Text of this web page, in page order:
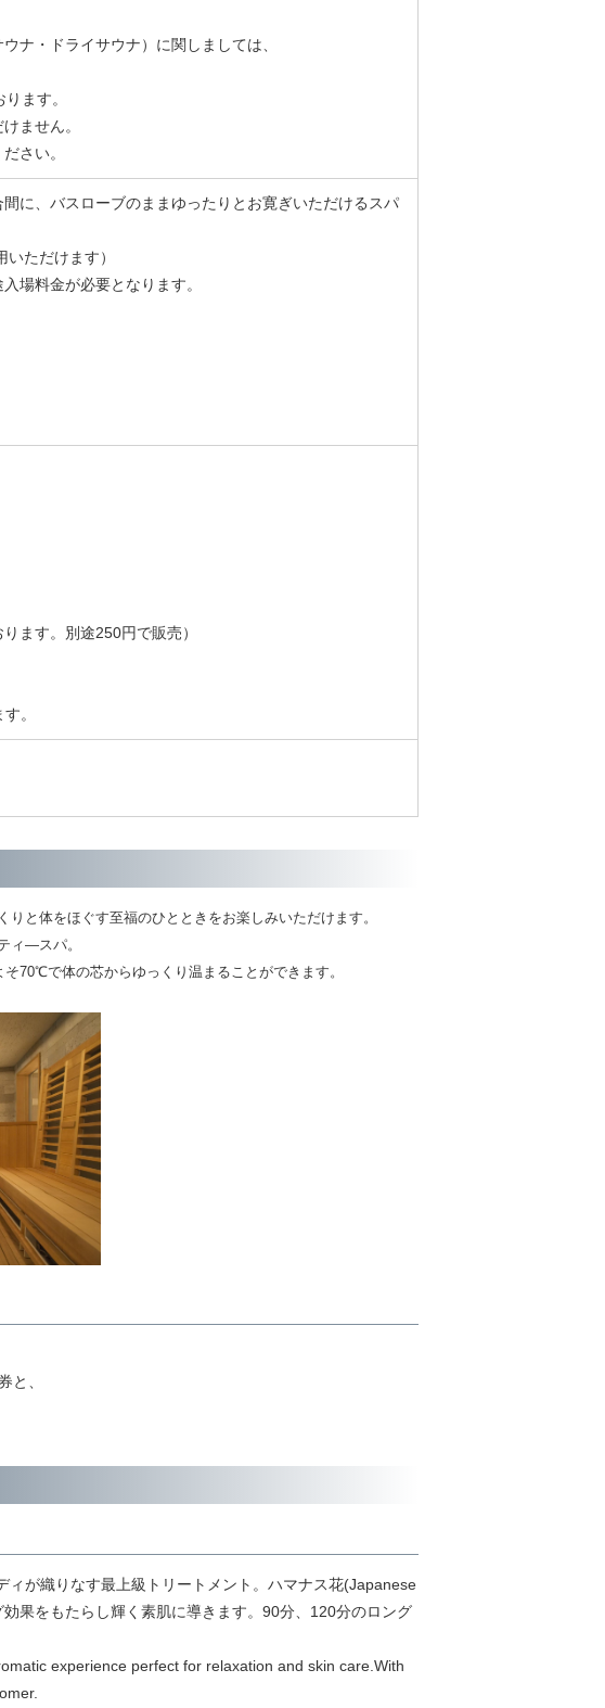
ナ・ドライサウナ）に関しましては、
ます。
ません。
ださい。
に、バスローブのままゆったりとお寛ぎいただけるスパ
ただけます）
場料金が必要となります。
ります。別途250円で販売）
。
と体をほぐす至福のひとときをお楽しみいただけます。
ィ―スパ。
70℃で体の芯からゆっくり温まることができます。
と、
ィが織りなす最上級トリートメント。ハマナス花(Japanese
果をもたらし輝く素肌に導きます。90分、120分のロング
experience perfect for relaxation and skin care.With